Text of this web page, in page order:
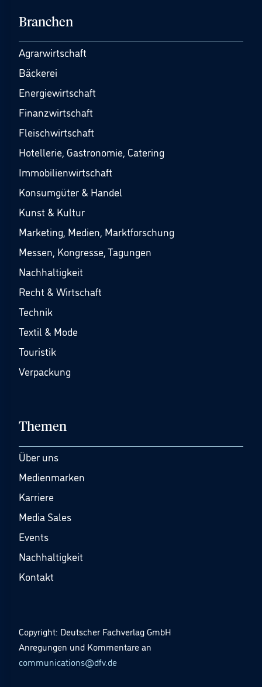
Branchen
Agrarwirtschaft
Bäckerei
Energiewirtschaft
Finanzwirtschaft
Fleischwirtschaft
Hotellerie, Gastronomie, Catering
Immobilienwirtschaft
Konsumgüter & Handel
Kunst & Kultur
Marketing, Medien, Marktforschung
Messen, Kongresse, Tagungen
Nachhaltigkeit
Recht & Wirtschaft
Technik
Textil & Mode
Touristik
Verpackung
Themen
Über uns
Medienmarken
Karriere
Media Sales
Events
Nachhaltigkeit
Kontakt
Copyright: Deutscher Fachverlag GmbH
Anregungen und Kommentare an
communications@dfv.de